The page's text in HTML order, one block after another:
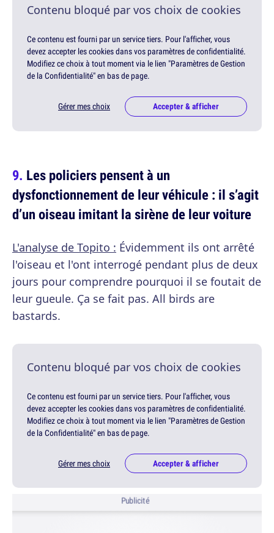
Contenu bloqué par vos choix de cookies
Ce contenu est fourni par un service tiers. Pour l'afficher, vous
devez accepter les cookies dans vos paramètres de confidentialité.
Modifiez ce choix à tout moment via le lien "Paramètres de Gestion
de la Confidentialité" en bas de page.
Gérer mes choix Accepter & afficher
Les policiers pensent à un
dysfonctionnement de leur véhicule : il s’agit
d’un oiseau imitant la sirène de leur voiture
L'analyse de Topito : Évidemment ils ont arrêté
l'oiseau et l'ont interrogé pendant plus de deux
jours pour comprendre pourquoi il se foutait de
leur gueule. Ça se fait pas. All birds are
bastards.
Contenu bloqué par vos choix de cookies
Ce contenu est fourni par un service tiers. Pour l'afficher, vous
devez accepter les cookies dans vos paramètres de confidentialité.
Modifiez ce choix à tout moment via le lien "Paramètres de Gestion
de la Confidentialité" en bas de page.
Gérer mes choix Accepter & afficher
Publicité